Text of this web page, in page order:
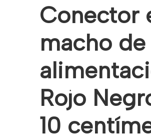
Conector
macho de
Rojo
10